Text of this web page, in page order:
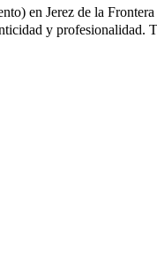
en Jerez de la
y profesionalidad.